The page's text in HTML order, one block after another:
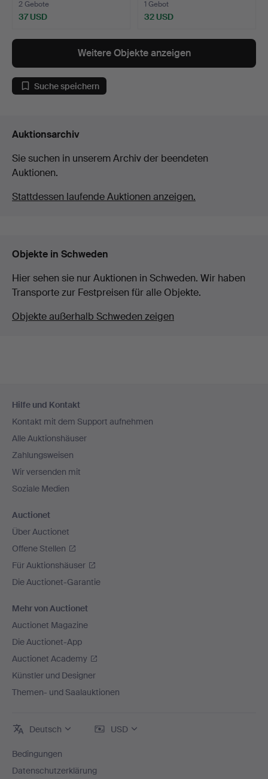
2 Gebote
37 USD
1 Gebot
32 USD
Weitere Objekte anzeigen
Suche speichern
Auktionsarchiv
Sie suchen in unserem Archiv der beendeten
Auktionen.
Stattdessen laufende Auktionen anzeigen.
Objekte in Schweden
Hier sehen sie nur Auktionen in Schweden. Wir haben
Transporte zur Festpreisen für alle Objekte.
Objekte außerhalb Schweden zeigen
Navigation
Hilfe und Kontakt
Kontakt mit dem Support aufnehmen
Alle Auktionshäuser
Zahlungsweisen
Wir versenden mit
Soziale Medien
Auctionet
Über Auctionet
Offene Stellen
Für Auktionshäuser
Die Auctionet-Garantie
Mehr von Auctionet
Auctionet Magazine
Die Auctionet-App
Auctionet Academy
Künstler und Designer
Themen- und Saalauktionen
Deutsch USD
Bedingungen
Datenschutzerklärung